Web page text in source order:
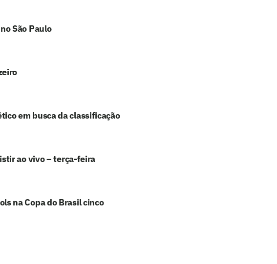
São Paulo
em busca da classificação
ao vivo – terça-feira
na Copa do Brasil cinco